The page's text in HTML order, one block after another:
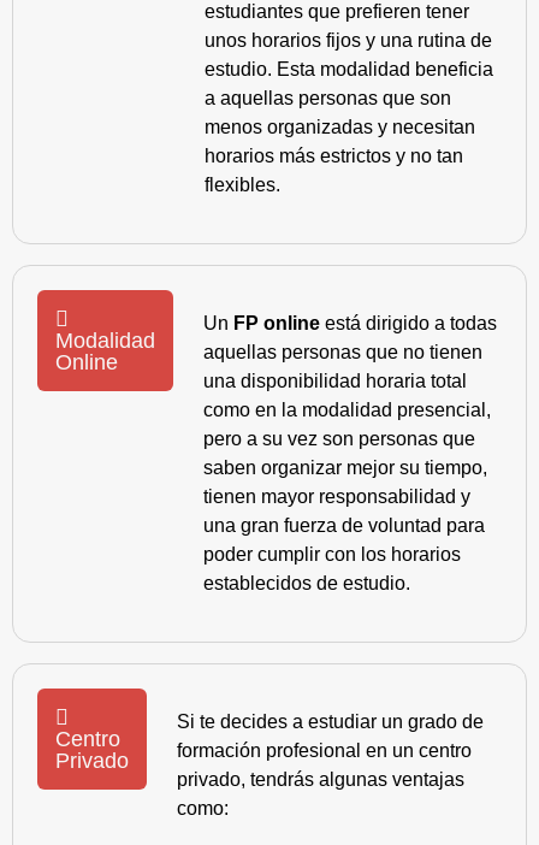
estudiantes que prefieren tener
unos horarios fijos y una rutina de
estudio. Esta modalidad beneficia
a aquellas personas que son
menos organizadas y necesitan
horarios más estrictos y no tan
flexibles.
Modalidad
Online
Un FP online está dirigido a todas
aquellas personas que no tienen
una disponibilidad horaria total
como en la modalidad presencial,
pero a su vez son personas que
saben organizar mejor su tiempo,
tienen mayor responsabilidad y
una gran fuerza de voluntad para
poder cumplir con los horarios
establecidos de estudio.
Centro
Privado
Si te decides a estudiar un grado de
formación profesional en un centro
privado, tendrás algunas ventajas
como: